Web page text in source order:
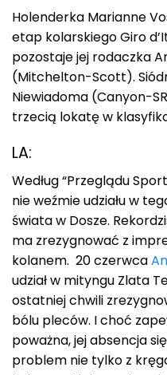
Holenderka Marianne
etap kolarskiego Giro
pozostaje jej rodaczka
(Mitchelton-Scott).
Niewiadoma (Canyon-
trzecią lokatę w
LA:
Według “Przeglądu
nie weźmie udziału w
świata w Dosze.
ma zrezygnować z
kolanem. 20 czerwca
udział w mityngu Zlata
ostatniej chwili
bólu pleców. I choć
poważna, jej absencja
problem nie tylko z